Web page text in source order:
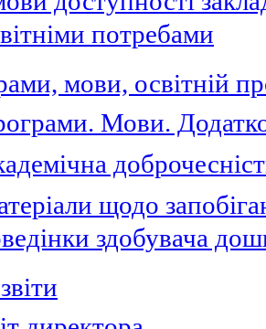
потребами
мови, освітній
Мови.
щодо
здобувача